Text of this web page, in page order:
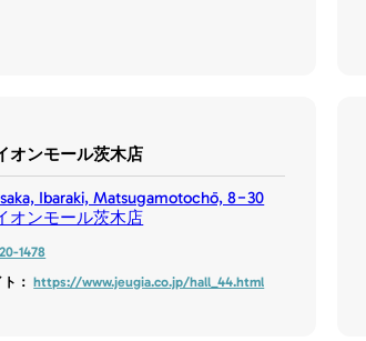
オンモール茨木店
Ibaraki, Matsugamotochō, 8−30
オンモール茨木店
1478
ト：https://www.jeugia.co.jp/hall_44.html